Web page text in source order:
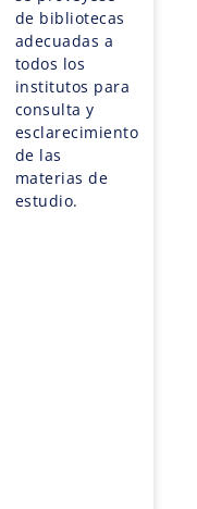
de bibliotecas
adecuadas a
todos los
institutos para
consulta y
esclarecimiento
de las
materias de
estudio.